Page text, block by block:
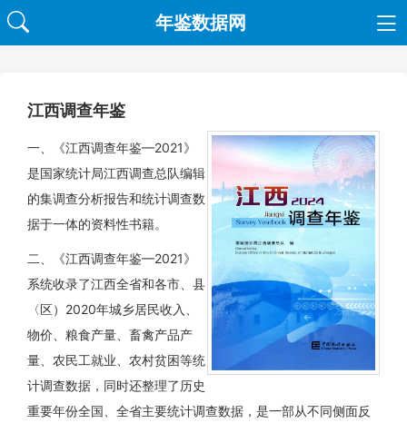
年鉴数据网
江西调查年鉴
一、《江西调查年鉴—2021》
是国家统计局江西调查总队编辑
的集调查分析报告和统计调查数
据于一体的资料性书籍。
二、《江西调查年鉴—2021》
系统收录了江西全省和各市、县
〈区）2020年城乡居民收入、
物价、粮食产量、畜禽产品产
量、农民工就业、农村贫困等统
计调查数据，同时还整理了历史
重要年份全国、全省主要统计调查数据，是一部从不同侧面反